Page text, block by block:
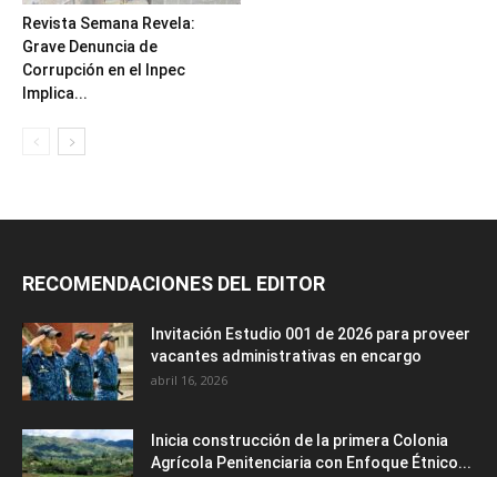
Revista Semana Revela:
Grave Denuncia de
Corrupción en el Inpec
Implica...
RECOMENDACIONES DEL EDITOR
Invitación Estudio 001 de 2026 para proveer
vacantes administrativas en encargo
abril 16, 2026
Inicia construcción de la primera Colonia
Agrícola Penitenciaria con Enfoque Étnico...